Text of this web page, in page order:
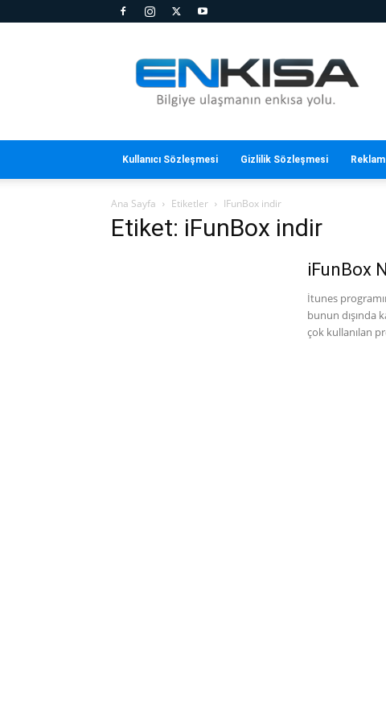
Kısa
Kullanıcı Sözleşmesi Gizlilik Sözleşmesi
Ana Sayfa Etiketler IFunBox indir
Etiket: iFunBox indir
iFunBox
İtunes
bunun dışında
çok kullanılan